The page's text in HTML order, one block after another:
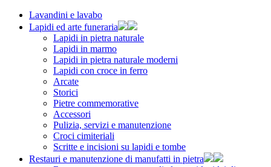
Lavandini e lavabo
Lapidi ed arte funeraria
Lapidi in pietra naturale
Lapidi in marmo
Lapidi in pietra naturale moderni
Lapidi con croce in ferro
Arcate
Storici
Pietre commemorative
Accessori
Pulizia, servizi e manutenzione
Croci cimiteriali
Scritte e incisioni su lapidi e tombe
Restauri e manutenzione di manufatti in pietra